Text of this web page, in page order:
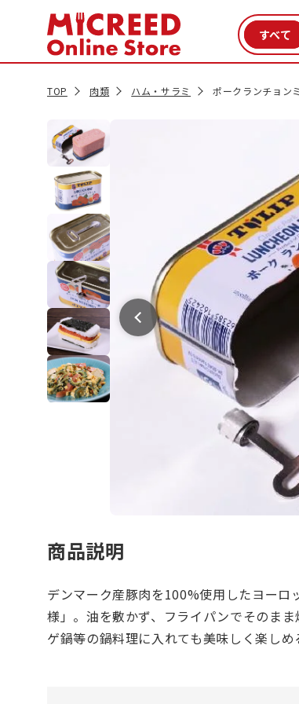
TOP 肉類 ハム・サラミ ポークランチョン
商品説明
デンマーク産豚肉を100%使用したヨー
様」。油を敷かず、フライパンでそのま
ゲ鍋等の鍋料理に入れても美味しく楽しめ